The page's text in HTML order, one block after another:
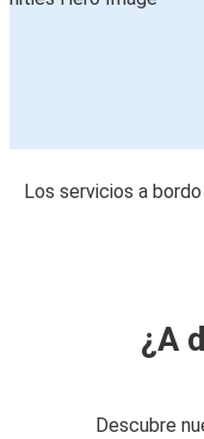
Los servicios a
¿A
Descubre